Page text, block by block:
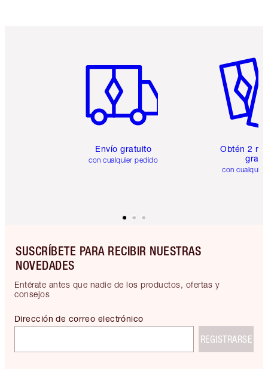
Envío gratuito
con cualquier pedido
Obtén 2
gratis
con
SUSCRÍBETE PARA RECIBIR NUESTRAS
NOVEDADES
Entérate antes que nadie de los productos, ofertas y
consejos
Dirección de correo electrónico
REGISTRARSE